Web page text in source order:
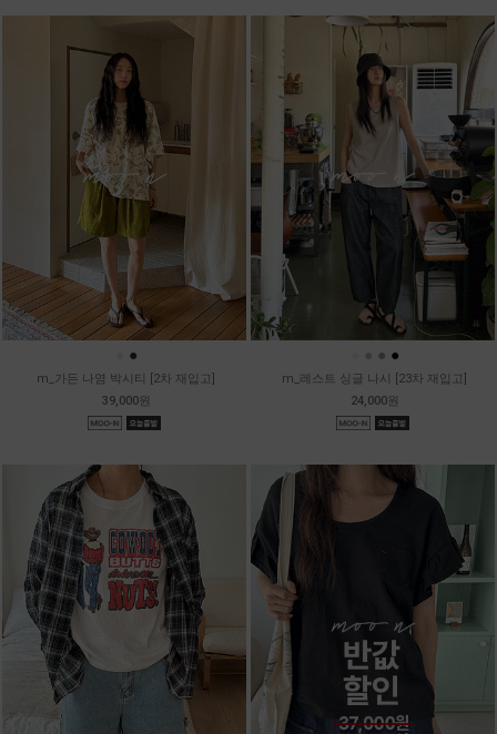
●
m_가든 나염 박시티 [2차 재입고]
39,000원
● ● ●
m_레스트 싱글 나시 [23차 재입고]
24,000원